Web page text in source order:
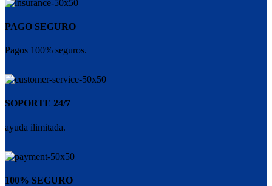
PAGO SEGURO
Pagos 100% seguros.
SOPORTE 24/7
ayuda ilimitada.
100% SEGURO